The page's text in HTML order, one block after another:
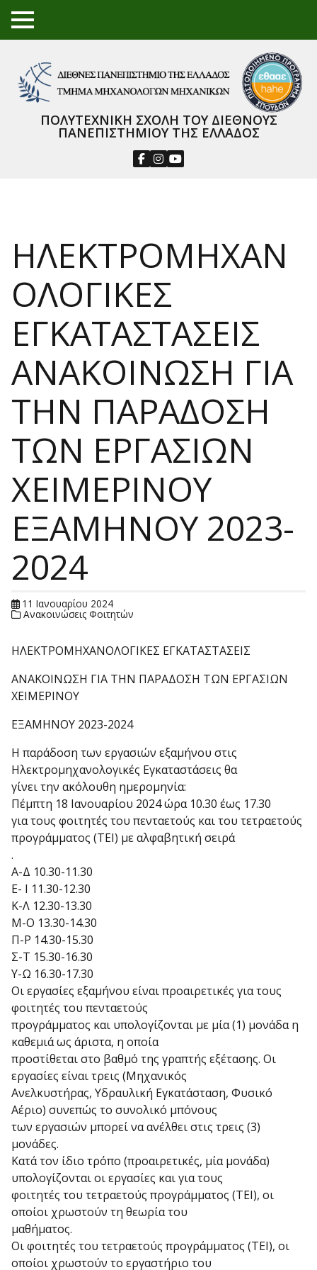
TO
GGL
NU
ΠΟΛΥΤΕΧΝΙΚΗ ΣΧΟΛΗ ΤΟΥ ΔΙΕΘΝΟΥΣ
ΠΑΝΕΠΙΣΤΗΜΙΟΥ ΤΗΣ ΕΛΛΑΔΟΣ
ΗΛΕΚΤΡΟΜΗΧΑΝ
ΟΛΟΓΙΚΕΣ
ΕΓΚΑΤΑΣΤΑΣΕΙΣ
ΑΝΑΚΟΙΝΩΣΗ ΓΙΑ
ΤΗΝ ΠΑΡΑΔΟΣΗ
ΤΩΝ ΕΡΓΑΣΙΩΝ
ΧΕΙΜΕΡΙΝΟΥ
ΕΞΑΜΗΝΟΥ 2023-
2024
11 Ιανουαρίου 2024
Ανακοινώσεις Φοιτητών
ΗΛΕΚΤΡΟΜΗΧΑΝΟΛΟΓΙΚΕΣ ΕΓΚΑΤΑΣΤΑΣΕΙΣ
ΑΝΑΚΟΙΝΩΣΗ ΓΙΑ ΤΗΝ ΠΑΡΑΔΟΣΗ ΤΩΝ ΕΡΓΑΣΙΩΝ
ΧΕΙΜΕΡΙΝΟΥ
ΕΞΑΜΗΝΟΥ 2023-2024
Η παράδοση των εργασιών εξαμήνου στις
Ηλεκτρομηχανολογικές Εγκαταστάσεις θα
γίνει την ακόλουθη ημερομηνία:
Πέμπτη 18 Ιανουαρίου 2024 ώρα 10.30 έως 17.30
για τους φοιτητές του πενταετούς και του τετραετούς
προγράμματος (ΤΕΙ) με αλφαβητική σειρά
.
Α-Δ 10.30-11.30
Ε- Ι 11.30-12.30
Κ-Λ 12.30-13.30
Μ-Ο 13.30-14.30
Π-Ρ 14.30-15.30
Σ-Τ 15.30-16.30
Υ-Ω 16.30-17.30
Οι εργασίες εξαμήνου είναι προαιρετικές για τους
φοιτητές του πενταετούς
προγράμματος και υπολογίζονται με μία (1) μονάδα η
καθεμιά ως άριστα, η οποία
προστίθεται στο βαθμό της γραπτής εξέτασης. Οι
εργασίες είναι τρεις (Μηχανικός
Ανελκυστήρας, Υδραυλική Εγκατάσταση, Φυσικό
Αέριο) συνεπώς το συνολικό μπόνους
των εργασιών μπορεί να ανέλθει στις τρεις (3)
μονάδες.
Κατά τον ίδιο τρόπο (προαιρετικές, μία μονάδα)
υπολογίζονται οι εργασίες και για τους
φοιτητές του τετραετούς προγράμματος (ΤΕΙ), οι
οποίοι χρωστούν τη θεωρία του
μαθήματος.
Οι φοιτητές του τετραετούς προγράμματος (ΤΕΙ), οι
οποίοι χρωστούν το εργαστήριο του